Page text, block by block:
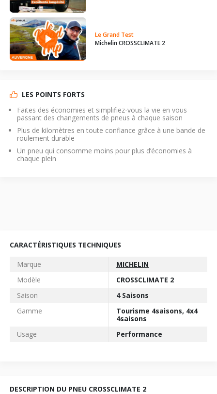
Le Grand Test
Michelin CROSSCLIMATE 2
LES POINTS FORTS
Faites des économies et simplifiez-vous la vie en vous
passant des changements de pneus à chaque saison
Plus de kilomètres en toute confiance grâce à une bande de
roulement durable
Un pneu qui consomme moins pour plus d’économies à
chaque plein
CARACTÉRISTIQUES TECHNIQUES
Marque
MICHELIN
Modèle
CROSSCLIMATE 2
Saison
4 Saisons
Gamme
Tourisme 4saisons, 4x4
4saisons
Usage
Performance
DESCRIPTION DU PNEU CROSSCLIMATE 2